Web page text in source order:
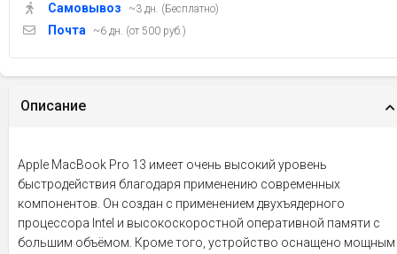
Самовывоз ~3 дн. (Бесплатно)
Почта ~6 дн. (от 500 руб.)
Описание
Apple MacBook Pro 13 имеет очень высокий уровень
быстродействия благодаря применению современных
компонентов. Он создан с применением двухъядерного
процессора Intel и высокоскоростной оперативной памяти с
большим объёмом. Кроме того, устройство оснащено мощным